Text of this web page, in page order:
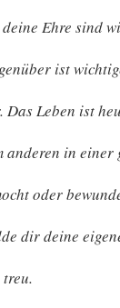
Ehre sind
ist
Das Leben ist
in einer
oder
dir deine